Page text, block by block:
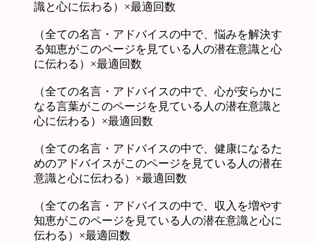
識と心に伝わる）×最適回数
（全ての名言・アドバイスの中で、悩みを解決す
る知恵がこのページを見ている人の潜在意識と心
に伝わる）×最適回数
（全ての名言・アドバイスの中で、心が安らかに
なる言葉がこのページを見ている人の潜在意識と
心に伝わる）×最適回数
（全ての名言・アドバイスの中で、健康になるた
めのアドバイスがこのページを見ている人の潜在
意識と心に伝わる）×最適回数
（全ての名言・アドバイスの中で、収入を増やす
知恵がこのページを見ている人の潜在意識と心に
伝わる）×最適回数